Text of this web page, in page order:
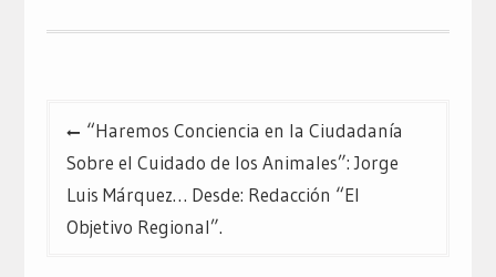
Navegación
de
entradas
“Haremos Conciencia en la Ciudadanía
Sobre el Cuidado de los Animales”: Jorge
Luis Márquez… Desde: Redacción “El
Objetivo Regional”.